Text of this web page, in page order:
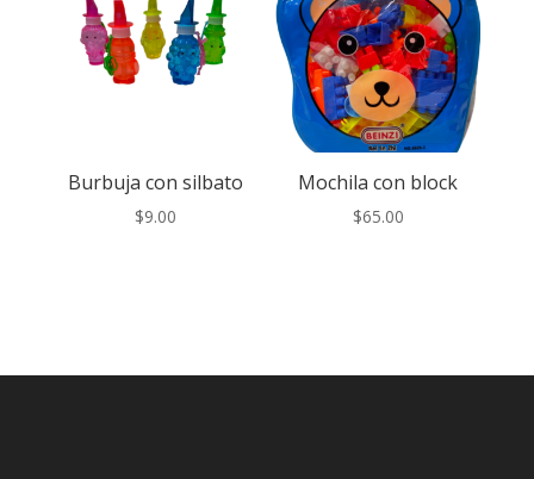
Burbuja con silbato
$9.00
Mochila con block
$65.00